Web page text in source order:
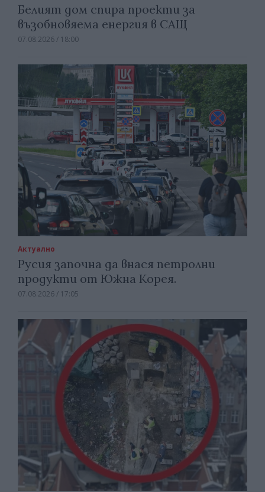
Белият дом спира проекти за
възобновяема енергия в САЩ
07.08.2026 / 18:00
Актуално
Русия започна да внася петролни
продукти от Южна Корея.
07.08.2026 / 17:05